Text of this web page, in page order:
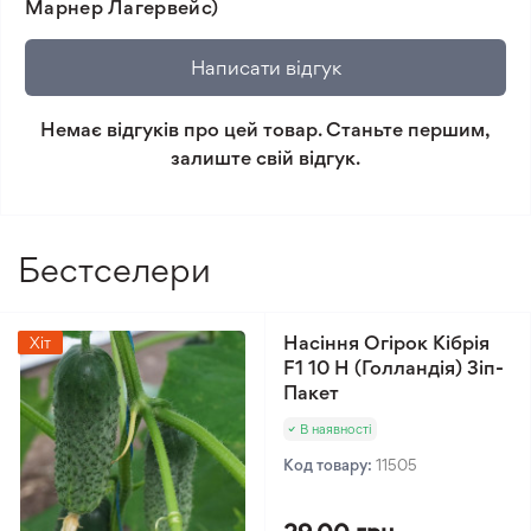
не відповідає очікуванням, згідно з умовами
Мінімальне замовлення 300 грн.
Марнер Лагервейс)
Написати відгук
Немає відгуків про цей товар. Станьте першим,
залиште свій відгук.
Бестселери
Хіт
Насіння Огірок Кібрія
F1 10 Н (Голландія) Зіп-
Пакет
В наявності
Код товару: 11505